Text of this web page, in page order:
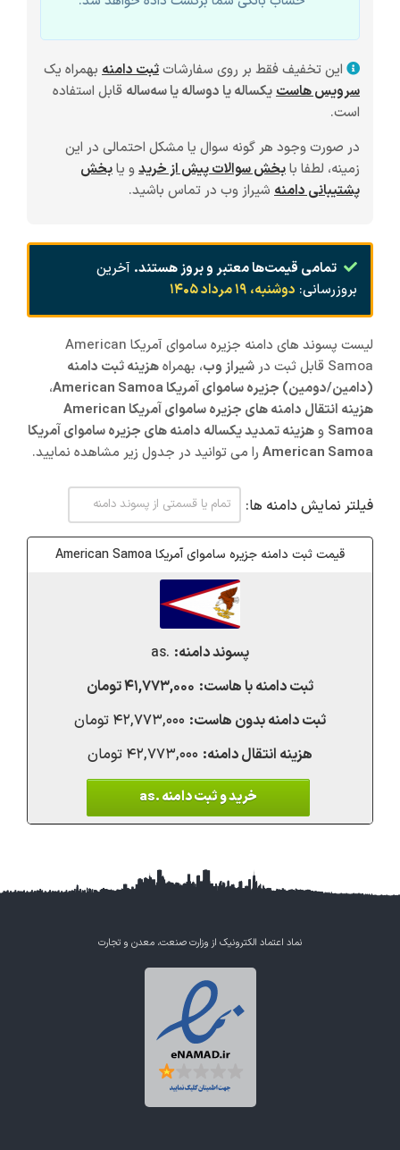
این تخفیف فقط بر روی سفارشاتثبت دامنه بهمراه یک
سرویس هاستیکساله یا دوساله یا سه‌ساله قابل استفاده
است.
در صورت وجود هر گونه سوال یا مشکل احتمالی در این
زمینه، لطفا بابخش سوالات پیش از خریدو یابخش
پشتیبانی دامنه شیراز وب در تماس باشید.
تمامی قیمت‌ها معتبر و بروز هستند. آخرین
بروزرسانی: دوشنبه، ۱۹ مرداد ۱۴۰۵
لیست پسوند های دامنه جزیره ساموای آمریکا American
Samoa قابل ثبت در
شیرازوب، بهمراههزینه ثبت دامنه
(دامین/دومین) جزیره ساموای آمریکا American Samoa
،
هزینه انتقال دامنه های جزیره ساموای آمریکا American
Samoa وهزینه تمدید یکساله دامنه های جزیره ساموای آمریکا
American Samoa را می توانید در جدول زیر مشاهده نمایید.
فیلتر نمایش دامنه ها:
قیمت ثبت دامنه جزیره ساموای آمریکا American Samoa
.as
۴۱,۷۷۳,۰۰۰ تومان
۴۲,۷۷۳,۰۰۰ تومان
۴۲,۷۷۳,۰۰۰ تومان
خرید و ثبت دامنه .as
نماد اعتماد الکترونیک از وزارت صنعت، معدن و تجارت